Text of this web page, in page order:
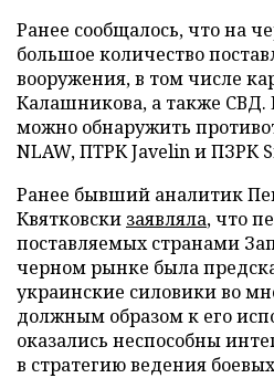
Ранее сообщалось, что на
большое количество
вооружения, в том числе
Калашникова, а также СВД.
можно обнаружить
NLAW, ПТРК Javelin и ПЗРК
Ранее бывший аналитик
Квятковски заявляла, что
поставляемых странами
черном рынке была
украинские силовики во
должным образом к его
оказались неспособны
в стратегию ведения